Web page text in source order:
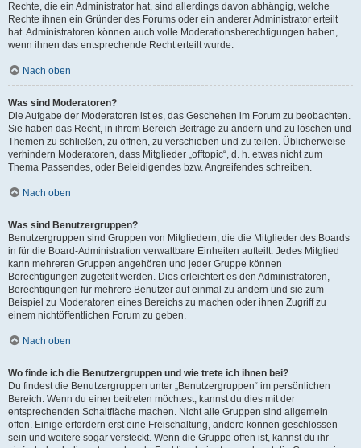
Rechte, die ein Administrator hat, sind allerdings davon abhängig, welche
Rechte ihnen ein Gründer des Forums oder ein anderer Administrator erteilt
hat. Administratoren können auch volle Moderationsberechtigungen haben,
wenn ihnen das entsprechende Recht erteilt wurde.
Nach oben
Was sind Moderatoren?
Die Aufgabe der Moderatoren ist es, das Geschehen im Forum zu beobachten.
Sie haben das Recht, in ihrem Bereich Beiträge zu ändern und zu löschen und
Themen zu schließen, zu öffnen, zu verschieben und zu teilen. Üblicherweise
verhindern Moderatoren, dass Mitglieder „offtopic“, d. h. etwas nicht zum
Thema Passendes, oder Beleidigendes bzw. Angreifendes schreiben.
Nach oben
Was sind Benutzergruppen?
Benutzergruppen sind Gruppen von Mitgliedern, die die Mitglieder des Boards
in für die Board-Administration verwaltbare Einheiten aufteilt. Jedes Mitglied
kann mehreren Gruppen angehören und jeder Gruppe können
Berechtigungen zugeteilt werden. Dies erleichtert es den Administratoren,
Berechtigungen für mehrere Benutzer auf einmal zu ändern und sie zum
Beispiel zu Moderatoren eines Bereichs zu machen oder ihnen Zugriff zu
einem nichtöffentlichen Forum zu geben.
Nach oben
Wo finde ich die Benutzergruppen und wie trete ich ihnen bei?
Du findest die Benutzergruppen unter „Benutzergruppen“ im persönlichen
Bereich. Wenn du einer beitreten möchtest, kannst du dies mit der
entsprechenden Schaltfläche machen. Nicht alle Gruppen sind allgemein
offen. Einige erfordern erst eine Freischaltung, andere können geschlossen
sein und weitere sogar versteckt. Wenn die Gruppe offen ist, kannst du ihr